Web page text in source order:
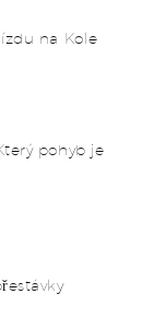
na Kole
pohyb je